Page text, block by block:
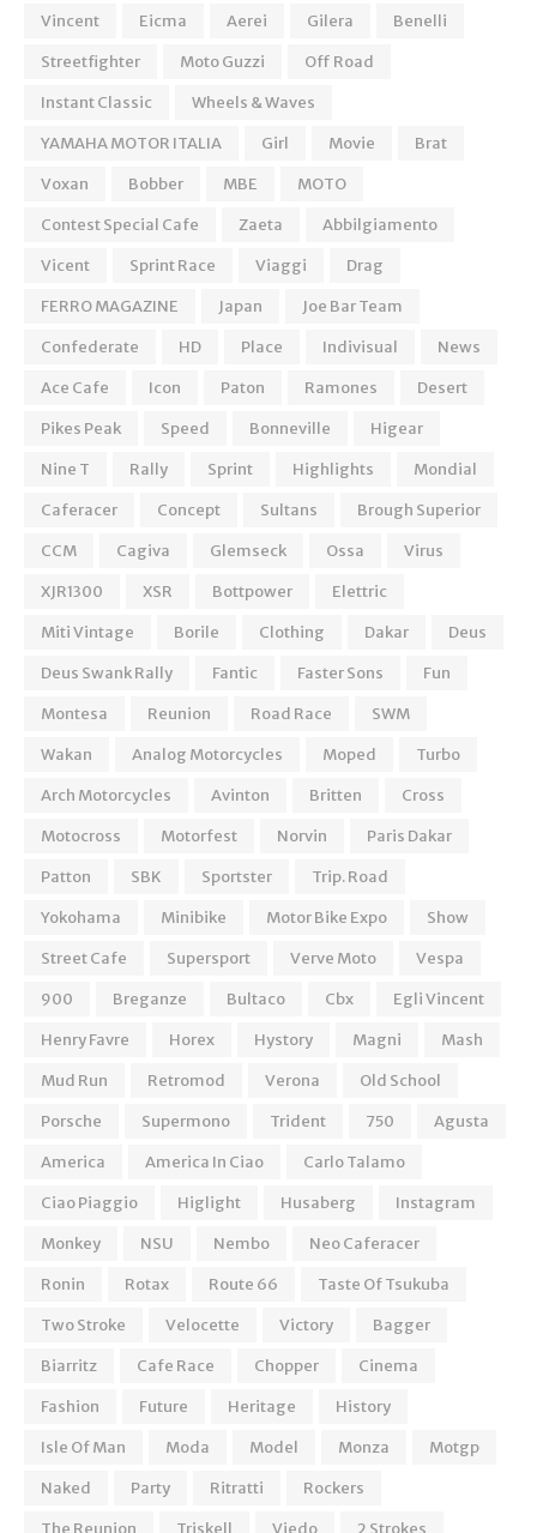
Vincent
Eicma Aerei Gilera
Benelli
Streetfighter
Moto Guzzi
Off Road
Instant Classic
Wheels & Waves
YAMAHA MOTOR ITALIA
Girl Movie
Brat
Voxan
Bobber MBE
MOTO
Contest Special Cafe
Zaeta
Abbilgiamento
Vicent
Sprint Race Viaggi
Drag
FERRO MAGAZINE
Japan
Joe Bar Team
Confederate
HD Place Indivisual
News
Ace Cafe
Icon Paton Ramones
Desert
Pikes Peak
Speed Bonneville
Higear
Nine T
Rally Sprint Highlights
Mondial
Caferacer
Concept Sultans
Brough Superior
CCM
Cagiva Glemseck Ossa
Virus
XJR1300
XSR Bottpower
Elettric
Miti Vintage
Borile Clothing Dakar
Deus
Deus Swank Rally
Fantic Faster Sons
Fun
Montesa
Reunion Road Race
SWM
Wakan
Analog Motorcycles Moped
Turbo
Arch Motorcycles
Avinton Britten
Cross
Motocross
Motorfest Norvin
Paris Dakar
Patton
SBK Sportster
Trip. Road
Yokohama
Minibike Motor Bike Expo
Show
Street Cafe
Supersport Verve Moto
Vespa
900
Breganze Bultaco Cbx
Egli Vincent
Henry Favre
Horex Hystory Magni
Mash
Mud Run
Retromod Verona
Old School
Porsche
Supermono Trident 750
Agusta
America
America In Ciao
Carlo Talamo
Ciao Piaggio
Higlight Husaberg
Instagram
Monkey
NSU Nembo
Neo Caferacer
Ronin
Rotax Route 66
Taste Of Tsukuba
Two Stroke
Velocette Victory
Bagger
Biarritz
Cafe Race Chopper
Cinema
Fashion
Future Heritage
History
Isle Of Man
Moda Model Monza
Motgp
Naked
Party Ritratti
Rockers
The Reunion
Triskell Viedo 2 Strokes